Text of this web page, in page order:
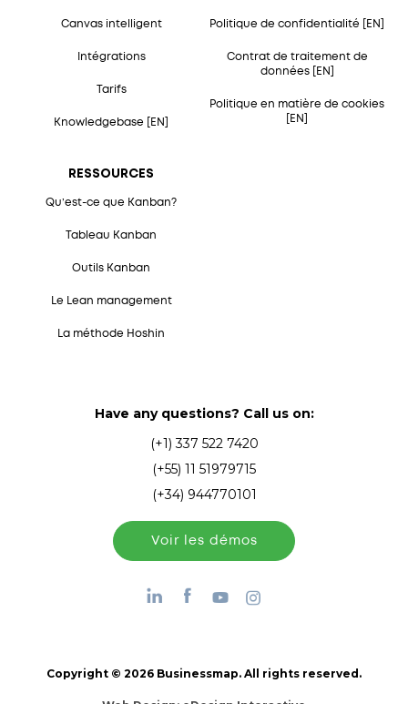
Canvas intelligent
Intégrations
Tarifs
Knowledgebase [EN]
RESSOURCES
Qu’est-ce que Kanban?
Tableau Kanban
Outils Kanban
Le Lean management
La méthode Hoshin
Politique de confidentialité [EN]
Contrat de traitement de
données [EN]
Politique en matière de cookies
[EN]
Have any questions? Call us on:
(+1) 337 522 7420
(+55) 11 51979715
(+34) 944770101
Voir les démos
Copyright © 2026 Businessmap. All rights reserved.